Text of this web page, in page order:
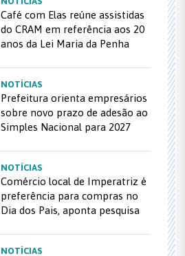
Café com Elas reúne assistidas
do CRAM em referência aos 20
anos da Lei Maria da Penha
NOTÍCIAS
Prefeitura orienta empresários
sobre novo prazo de adesão ao
Simples Nacional para 2027
NOTÍCIAS
Comércio local de Imperatriz é
preferência para compras no
Dia dos Pais, aponta pesquisa
NOTÍCIAS